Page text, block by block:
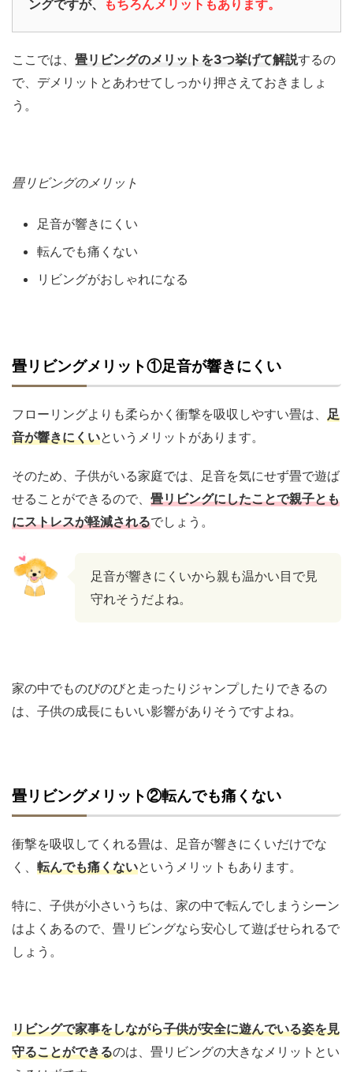
ングですが、 もちろんメリットもあります。
ここでは、 畳リビングのメリットを3つ挙げて解説するの
で、デメリットとあわせてしっかり押さえておきましょ
う。
畳リビングのメリット
足音が響きにくい
転んでも痛くない
リビングがおしゃれになる
畳リビングメリット①足音が響きにくい
フローリングよりも柔らかく衝撃を吸収しやすい畳は、 足
音が響きにくいというメリットがあります。
そのため、子供がいる家庭では、足音を気にせず畳で遊ば
せることができるので、 畳リビングにしたことで親子とも
にストレスが軽減されるでしょう。
足音が響きにくいから親も温かい目で見
守れそうだよね。
家の中でものびのびと走ったりジャンプしたりできるの
は、子供の成長にもいい影響がありそうですよね。
畳リビングメリット②転んでも痛くない
衝撃を吸収してくれる畳は、足音が響きにくいだけでな
く、 転んでも痛くないというメリットもあります。
特に、子供が小さいうちは、家の中で転んでしまうシーン
はよくあるので、畳リビングなら安心して遊ばせられるで
しょう。
リビングで家事をしながら子供が安全に遊んでいる姿を見
守ることができるのは、畳リビングの大きなメリットとい